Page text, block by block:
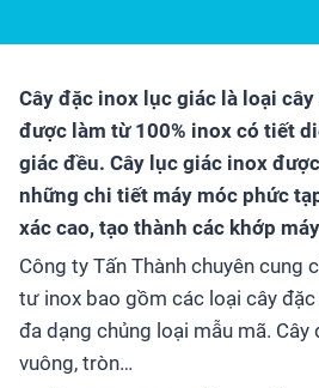
Cây đặc inox lục giác là loại
được làm từ 100% inox có tiết
giác đều. Cây lục giác inox
những chi tiết máy móc phức
xác cao, tạo thành các khớp
Công ty Tấn Thành chuyên cung
tư inox bao gồm các loại cây
đa dạng chủng loại mẫu mã. Cây
vuông, tròn…